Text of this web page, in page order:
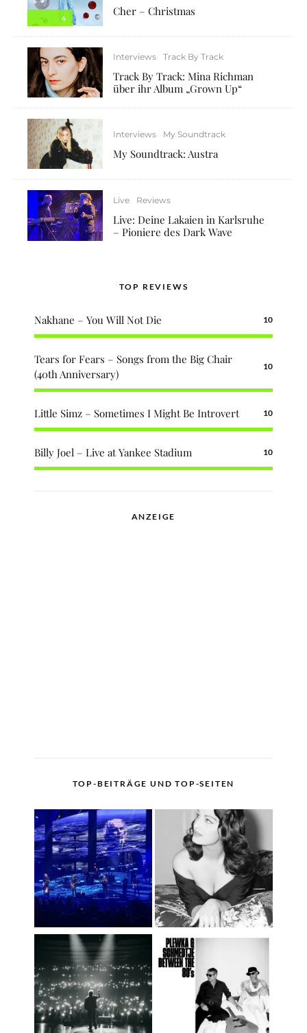
6
Cher – Christmas
Interviews Track By Track
Track By Track: Mina Richman
über ihr Album „Grown Up“
Interviews My Soundtrack
My Soundtrack: Austra
Live Reviews
Live: Deine Lakaien in Karlsruhe
– Pioniere des Dark Wave
TOP REVIEWS
Nakhane – You Will Not Die 10
Tears for Fears – Songs from the Big Chair
(40th Anniversary)
10
Little Simz – Sometimes I Might Be Introvert 10
Billy Joel – Live at Yankee Stadium 10
ANZEIGE
TOP-BEITRÄGE UND TOP-SEITEN